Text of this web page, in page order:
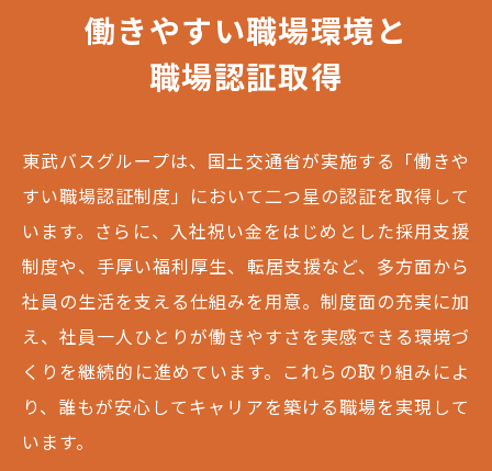
働きやすい職場環境と
職場認証取得
東武バスグループは、国土交通省が実施する「働きや
すい職場認証制度」において二つ星の認証を取得して
います。さらに、入社祝い金をはじめとした採用支援
制度や、手厚い福利厚生、転居支援など、多方面から
社員の生活を支える仕組みを用意。制度面の充実に加
え、社員一人ひとりが働きやすさを実感できる環境づ
くりを継続的に進めています。これらの取り組みによ
り、誰もが安心してキャリアを築ける職場を実現して
います。